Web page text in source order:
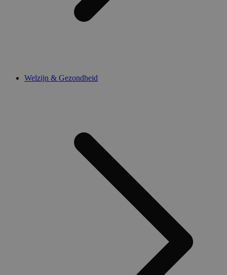
Welzijn & Gezondheid